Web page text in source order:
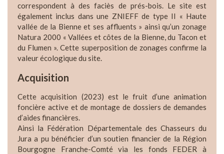
correspondent à des faciès de prés-bois. Le site est
également inclus dans une ZNIEFF de type II « Haute
vallée de la Bienne et ses affluents » ainsi qu’un zonage
Natura 2000 « Vallées et côtes de la Bienne, du Tacon et
du Flumen ». Cette superposition de zonages confirme la
valeur écologique du site.
Acquisition
Cette acquisition (2023) est le fruit d’une animation
foncière active et de montage de dossiers de demandes
d’aides financières.
Ainsi la Fédération Départementale des Chasseurs du
Jura a pu bénéficier d’un soutien financier de la Région
Bourgogne Franche-Comté via les fonds FEDER à